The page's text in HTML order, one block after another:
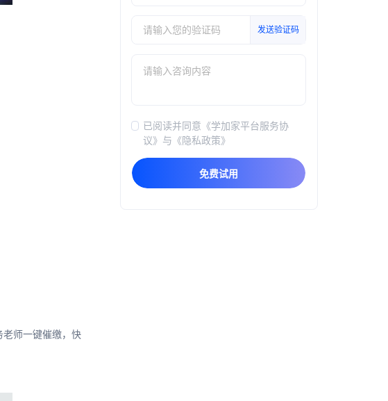
师一键催缴，快
发送验证码
已阅读并同意 《学加家平台服务协
议》 与 《隐私政策》
免费试用